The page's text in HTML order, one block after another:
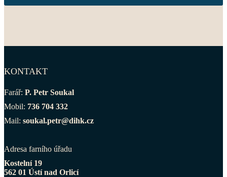
KONTAKT
Farář: P. Petr Soukal
Mobil: 736 704 332
Mail: soukal.petr@dihk.cz
Adresa farního úřadu
Kostelní 19
562 01 Ústí nad Orlicí